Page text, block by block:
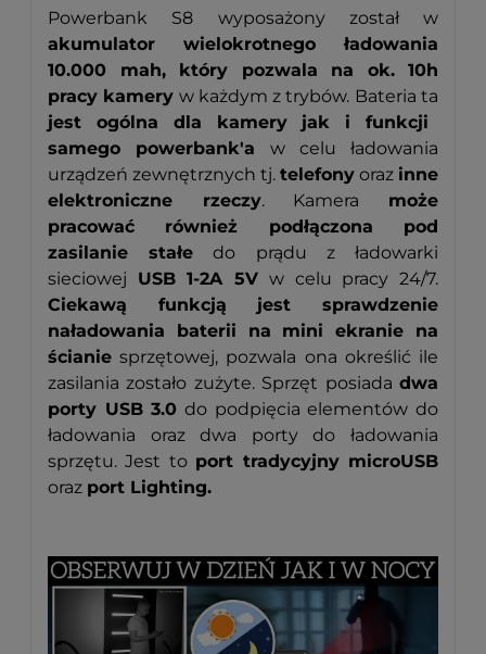
Powerbank S8 wyposażony został w
akumulator wielokrotnego ładowania
10.000 mah, który pozwala na ok. 10h
pracy kamery w każdym z trybów. Bateria ta
jest ogólna dla kamery jak i funkcji
samego powerbank'a w celu ładowania
urządzeń zewnętrznych tj. telefony oraz inne
elektroniczne rzeczy. Kamera może
pracować również podłączona pod
zasilanie stałe do prądu z ładowarki
sieciowej USB 1-2A 5V w celu pracy 24/7.
Ciekawą funkcją jest sprawdzenie
naładowania baterii na mini ekranie na
ścianie sprzętowej, pozwala ona określić ile
zasilania zostało zużyte. Sprzęt posiada dwa
porty USB 3.0 do podpięcia elementów do
ładowania oraz dwa porty do ładowania
sprzętu. Jest to port tradycyjny microUSB
oraz port Lighting.